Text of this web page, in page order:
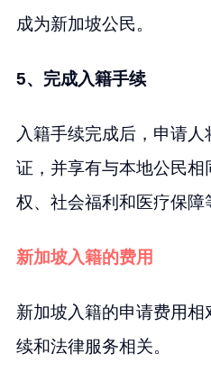
成为新加坡公民。
5、完成入籍手续
入籍手续完成后，申请
证，并享有与本地公民
权、社会福利和医疗保障
新加坡入籍的费用
新加坡入籍的申请费用
续和法律服务相关。